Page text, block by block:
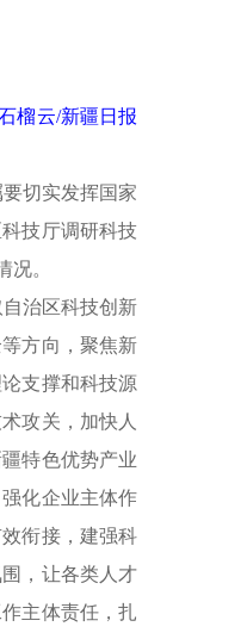
榴云/新疆日报
切实发挥国家
技厅调研科技
。
治区科技创新
方向，聚焦新
支撑和科技源
攻关，加快人
特色优势产业
化企业主体作
衔接，建强科
，让各类人才
主体责任，扎